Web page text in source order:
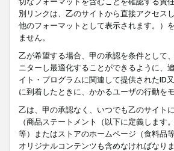
別リンクは、乙のサイトから直接アクセス
他のフォーマットとして表示されます。）
ません。
乙が希望する場合、甲の承認を条件として
ニターし最適化することができるように、
イト・プログラムに関連して提供されたID
に到着したときに、かかるユーザの行動を
乙は、甲の承認なく、いつでも乙のサイト
（商品ステートメント（以下に定義しま
等）またはストアのホームページ（食料品
オリジナルコンテンツも含めなければなりま